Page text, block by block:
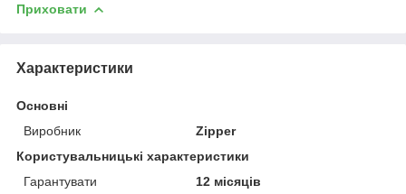
Приховати
Характеристики
Основні
Виробник
Zipper
Користувальницькі характеристики
Гарантувати
12 місяців